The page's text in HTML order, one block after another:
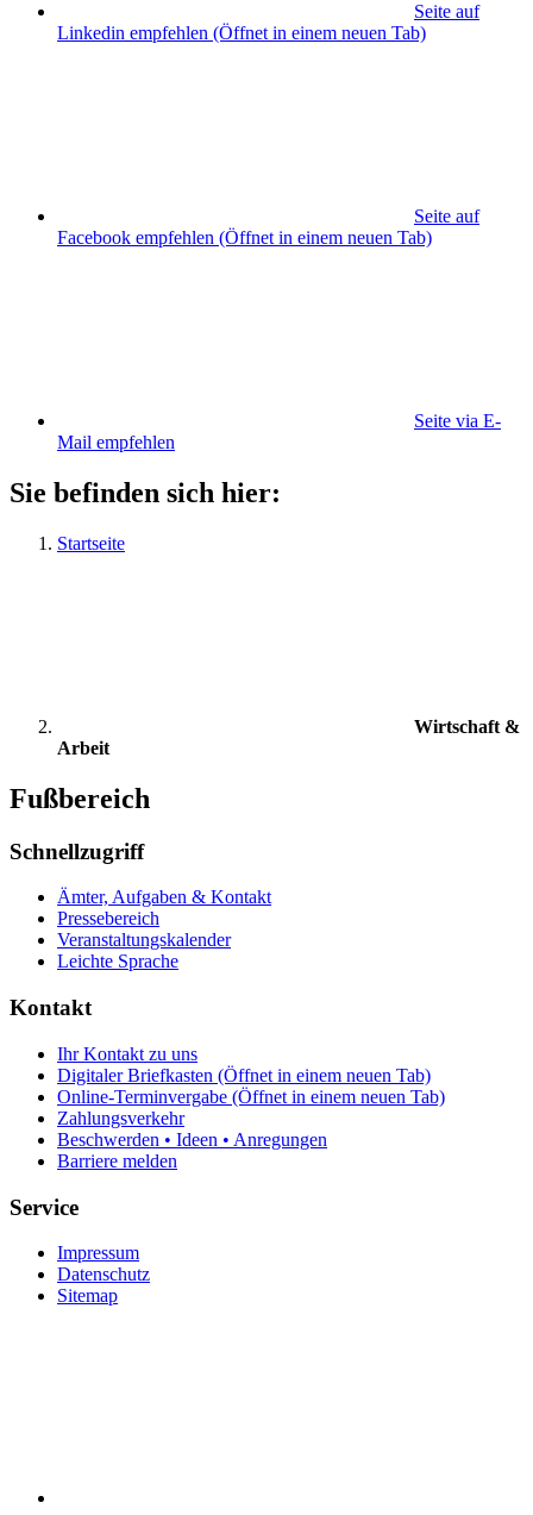
Seite auf
Linkedin empfehlen (Öffnet in einem neuen Tab)
Seite auf
Facebook empfehlen (Öffnet in einem neuen Tab)
Seite via E-
Mail empfehlen
Sie befinden sich hier:
Startseite
Wirtschaft &
Arbeit
Fußbereich
Schnellzugriff
Ämter, Aufgaben & Kontakt
Pressebereich
Veranstaltungskalender
Leichte Sprache
Kontakt
Ihr Kontakt zu uns
Digitaler Briefkasten (Öffnet in einem neuen Tab)
Online-Terminvergabe (Öffnet in einem neuen Tab)
Zahlungsverkehr
Beschwerden • Ideen • Anregungen
Barriere melden
Service
Impressum
Datenschutz
Sitemap